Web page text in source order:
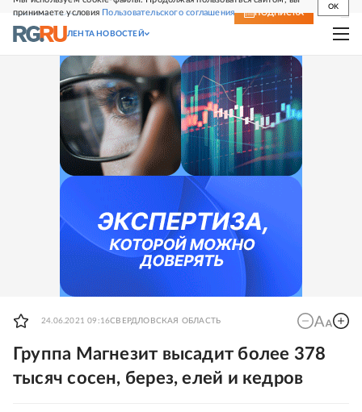
принимаете условия Пользовательского соглашения
OK
СВЕЖИЙ НОМЕР ПОДПИСКА
ЛЕНТА НОВОСТЕЙ
24.06.2021 09:16СВЕРДЛОВСКАЯ ОБЛАСТЬ
Группа Магнезит высадит более 378
тысяч сосен, берез, елей и кедров